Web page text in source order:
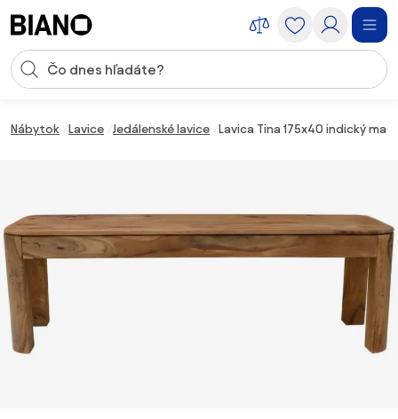
Vstup pre vyhľadávanie
Nábytok Lavice Jedálenské lavice Lavica Tina 175x40 indický